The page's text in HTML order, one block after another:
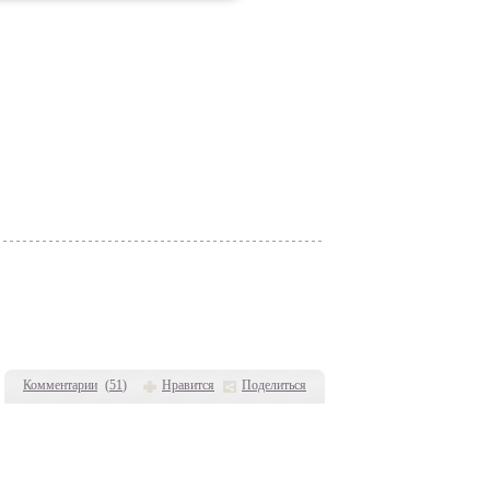
Комментарии (51) Нравится Поделиться